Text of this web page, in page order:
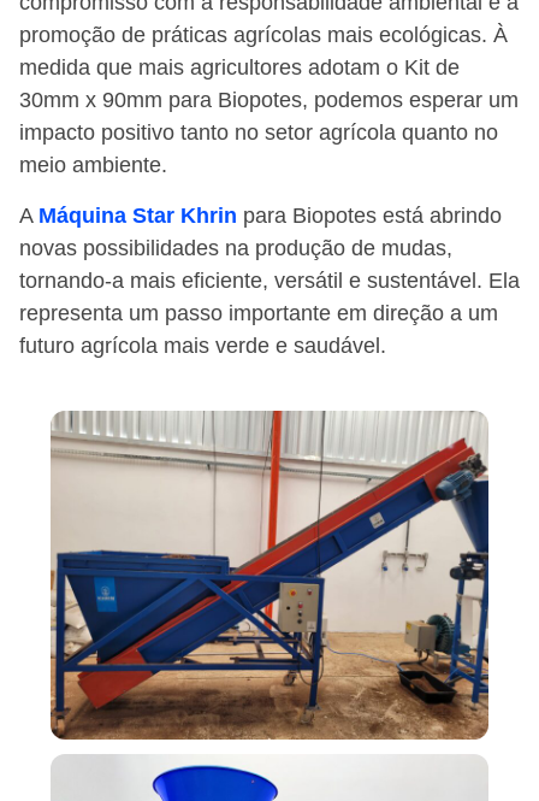
promoção de práticas agrícolas mais ecológicas. À
medida que mais agricultores adotam o Kit de
30mm x 90mm para Biopotes, podemos esperar um
impacto positivo tanto no setor agrícola quanto no
meio ambiente.
A Máquina Star Khrin para Biopotes está abrindo
novas possibilidades na produção de mudas,
tornando-a mais eficiente, versátil e sustentável. Ela
representa um passo importante em direção a um
futuro agrícola mais verde e saudável.